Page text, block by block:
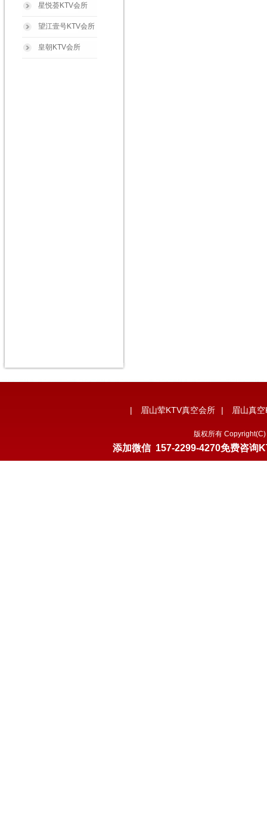
星悦荟KTV会所
望江壹号KTV会所
皇朝KTV会所
| 眉山荤KTV真空会所 | 眉山真
版权所有
添加微信 157-2299-4270免费咨询